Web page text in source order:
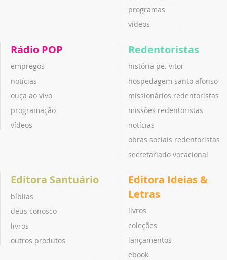
programas
vídeos
Rádio POP
empregos
notícias
ouça ao vivo
programação
vídeos
Redentoristas
história pe. vitor
hospedagem santo afonso
missionários redentoristas
missões redentoristas
notícias
obras sociais redentoristas
secretariado vocacional
Editora Santuário
bíblias
deus conosco
livros
outros produtos
Editora Ideias &
Letras
livros
coleções
lançamentos
ebook